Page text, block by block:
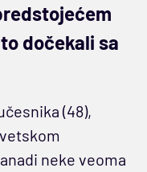
dočekali sa
(48),
neke veoma